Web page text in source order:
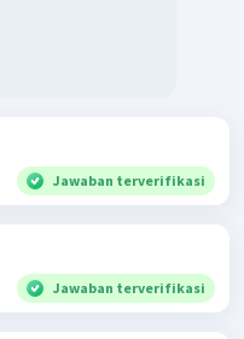
Jawaban terverifikasi
Jawaban terverifikasi